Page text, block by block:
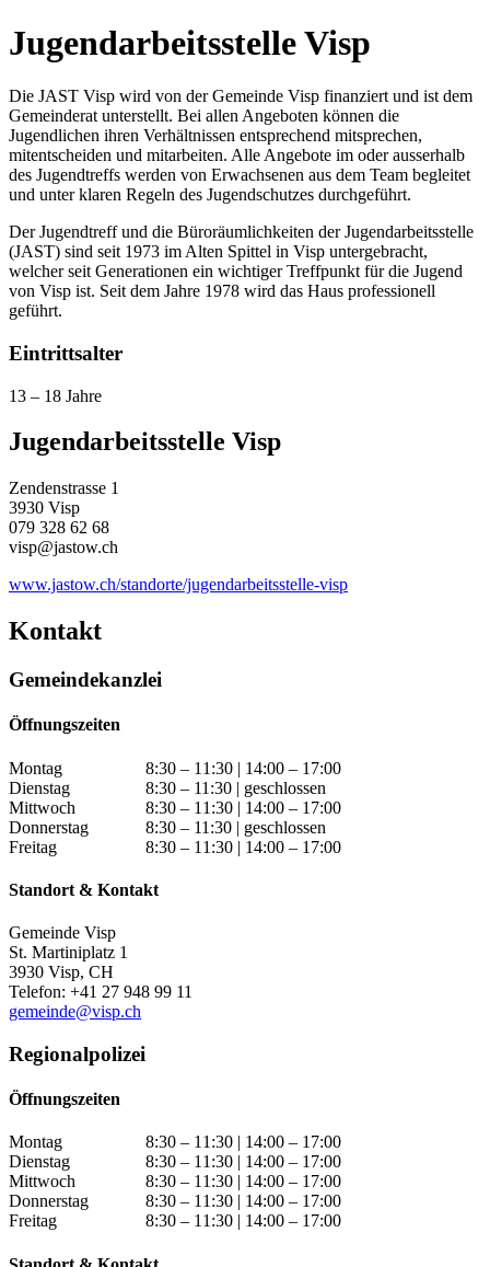
Jugendarbeitsstelle Visp
Die JAST Visp wird von der Gemeinde Visp finanziert und ist dem
Gemeinderat unterstellt. Bei allen Angeboten können die
Jugendlichen ihren Verhältnissen entsprechend mitsprechen,
mitentscheiden und mitarbeiten. Alle Angebote im oder ausserhalb
des Jugendtreffs werden von Erwachsenen aus dem Team begleitet
und unter klaren Regeln des Jugendschutzes durchgeführt.
Der Jugendtreff und die Büroräumlichkeiten der Jugendarbeitsstelle
(JAST) sind seit 1973 im Alten Spittel in Visp untergebracht,
welcher seit Generationen ein wichtiger Treffpunkt für die Jugend
von Visp ist. Seit dem Jahre 1978 wird das Haus professionell
geführt.
Eintrittsalter
13 – 18 Jahre
Jugendarbeitsstelle Visp
Zendenstrasse 1
3930 Visp
079 328 62 68
visp@jastow.ch
www.jastow.ch/standorte/jugendarbeitsstelle-visp
Kontakt
Gemeindekanzlei
Öffnungszeiten
Montag
8:30 – 11:30 | 14:00 – 17:00
Dienstag
8:30 – 11:30 | geschlossen
Mittwoch
8:30 – 11:30 | 14:00 – 17:00
Donnerstag
8:30 – 11:30 | geschlossen
Freitag
8:30 – 11:30 | 14:00 – 17:00
Standort & Kontakt
Gemeinde Visp
St. Martiniplatz 1
3930 Visp, CH
Telefon: +41 27 948 99 11
gemeinde@visp.ch
Regionalpolizei
Öffnungszeiten
Montag
8:30 – 11:30 | 14:00 – 17:00
Dienstag
8:30 – 11:30 | 14:00 – 17:00
Mittwoch
8:30 – 11:30 | 14:00 – 17:00
Donnerstag
8:30 – 11:30 | 14:00 – 17:00
Freitag
8:30 – 11:30 | 14:00 – 17:00